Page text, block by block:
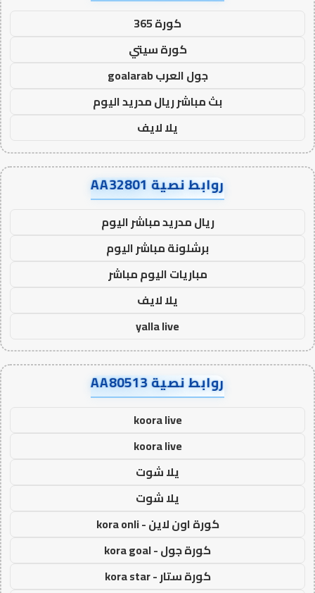
كورة 365
كورة سيتي
جول العرب goalarab
بث مباشر ريال مدريد اليوم
يلا لايف
روابط نصية AA32801
ريال مدريد مباشر اليوم
برشلونة مباشر اليوم
مباريات اليوم مباشر
يلا لايف
yalla live
روابط نصية AA80513
koora live
koora live
يلا شوت
يلا شوت
كورة اون لاين - kora onli
كورة جول - kora goal
كورة ستار - kora star